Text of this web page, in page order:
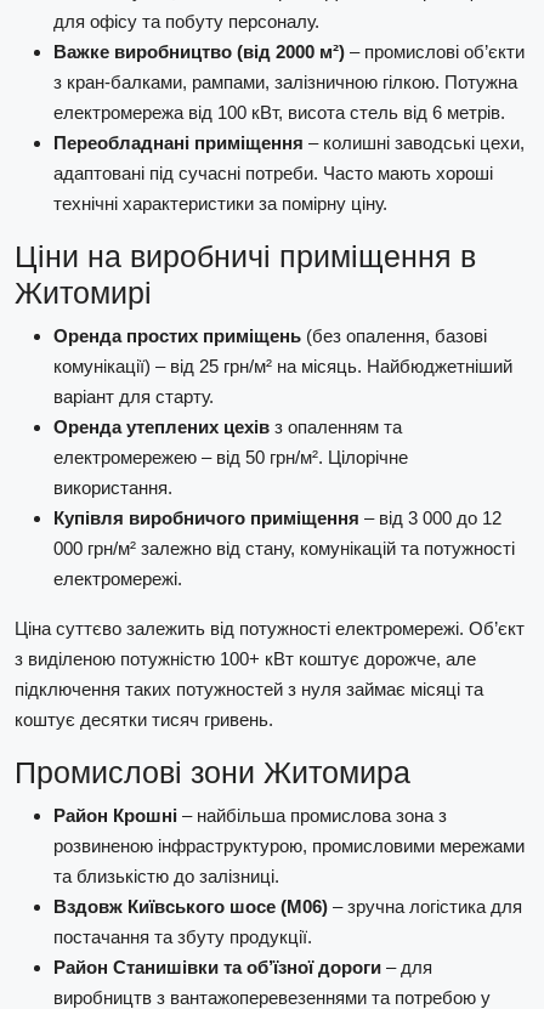
для офісу та побуту персоналу.
Важке виробництво (від 2000 м²) – промислові об’єкти
з кран-балками, рампами, залізничною гілкою. Потужна
електромережа від 100 кВт, висота стель від 6 метрів.
Переобладнані приміщення – колишні заводські цехи,
адаптовані під сучасні потреби. Часто мають хороші
технічні характеристики за помірну ціну.
Ціни на виробничі приміщення в
Житомирі
Оренда простих приміщень (без опалення, базові
комунікації) – від 25 грн/м² на місяць. Найбюджетніший
варіант для старту.
Оренда утеплених цехів з опаленням та
електромережею – від 50 грн/м². Цілорічне
використання.
Купівля виробничого приміщення – від 3 000 до 12
000 грн/м² залежно від стану, комунікацій та потужності
електромережі.
Ціна суттєво залежить від потужності електромережі. Об’єкт
з виділеною потужністю 100+ кВт коштує дорожче, але
підключення таких потужностей з нуля займає місяці та
коштує десятки тисяч гривень.
Промислові зони Житомира
Район Крошні – найбільша промислова зона з
розвиненою інфраструктурою, промисловими мережами
та близькістю до залізниці.
Вздовж Київського шосе (М06) – зручна логістика для
постачання та збуту продукції.
Район Станишівки та об’їзної дороги – для
виробництв з вантажоперевезеннями та потребою у